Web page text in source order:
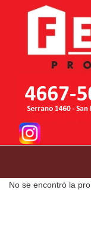
No se encontró la